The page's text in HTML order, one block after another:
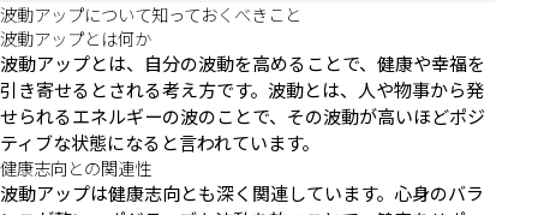
波動アップについて知っておくべきこと
波動アップとは何か
波動アップとは、自分の波動を高めることで、健康や幸福を
引き寄せるとされる考え方です。波動とは、人や物事から発
せられるエネルギーの波のことで、その波動が高いほどポジ
ティブな状態になると言われています。
健康志向との関連性
波動アップは健康志向とも深く関連しています。心身のバラ